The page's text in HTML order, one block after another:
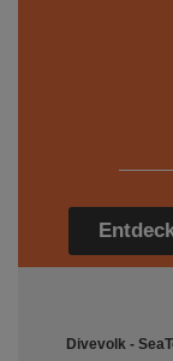
Divevolk -